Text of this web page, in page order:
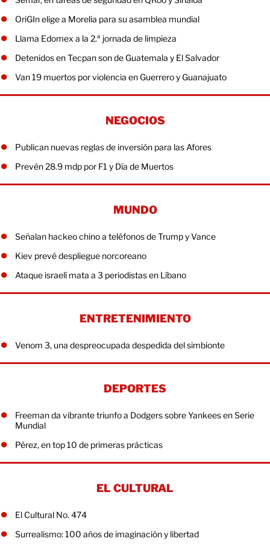
OriGIn elige a Morelia para su asamblea mundial
Llama Edomex a la 2.ª jornada de limpieza
Detenidos en Tecpan son de Guatemala y El Salvador
Van 19 muertos por violencia en Guerrero y Guanajuato
NEGOCIOS
Publican nuevas reglas de inversión para las Afores
Prevén 28.9 mdp por F1 y Día de Muertos
MUNDO
Señalan hackeo chino a teléfonos de Trump y Vance
Kiev prevé despliegue norcoreano
Ataque israelí mata a 3 periodistas en Líbano
ENTRETENIMIENTO
Venom 3, una despreocupada despedida del simbionte
DEPORTES
Freeman da vibrante triunfo a Dodgers sobre Yankees en Serie
Mundial
Pérez, en top 10 de primeras prácticas
EL CULTURAL
El Cultural No. 474
Surrealismo: 100 años de imaginación y libertad